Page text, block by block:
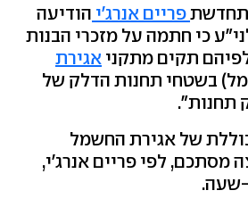
פריים אנרג'י הודיעה
כי חתמה על מזכרי הבנות
תקים מתקניאגירת
בשטחי תחנות הדלק של
תחנות".
של אגירת החשמל
מסתכם, לפי פריים אנרג'י,